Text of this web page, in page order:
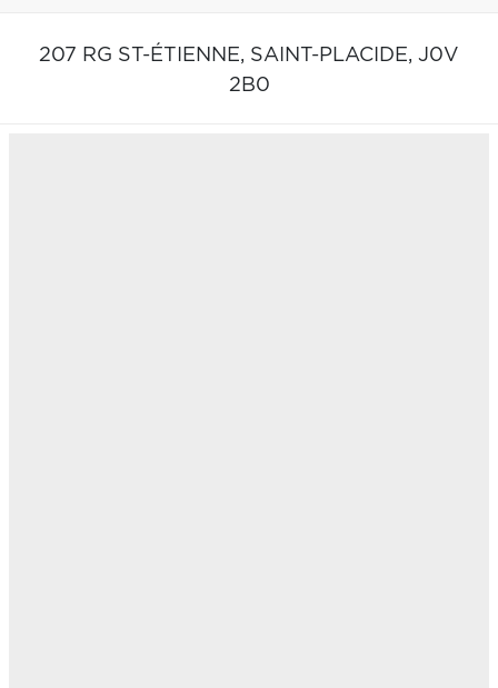
207 RG ST-ÉTIENNE, SAINT-PLACIDE, J0V
2B0